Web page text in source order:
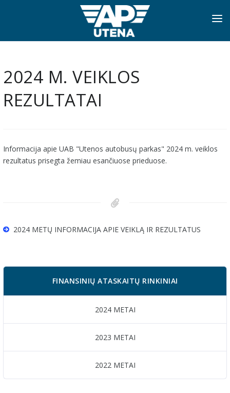
PRADINIS
TVARKARAŠČIAI
PASLAUGOS
2024 M. VEIKLOS
REZULTATAI
Informacija apie UAB "Utenos autobusų parkas" 2024 m. veiklos
rezultatus prisegta žemiau esančiuose prieduose.
2024 METŲ INFORMACIJA APIE VEIKLĄ IR REZULTATUS
FINANSINIŲ ATASKAITŲ RINKINIAI
2024 METAI
2023 METAI
2022 METAI